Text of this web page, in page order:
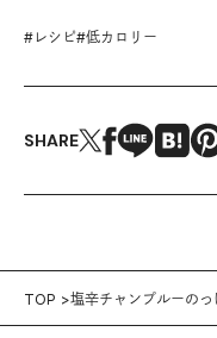
# レシピ#低カロリー
SHARE
TOP 塩辛チャンプルーの